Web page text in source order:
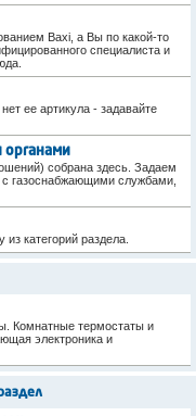
Baxi, а Вы по какой-то
специалиста и
ее артикула - задавайте
собрана здесь. Задаем
газоснабжающими службами,
категорий раздела.
Комнатные термостаты и
электроника и